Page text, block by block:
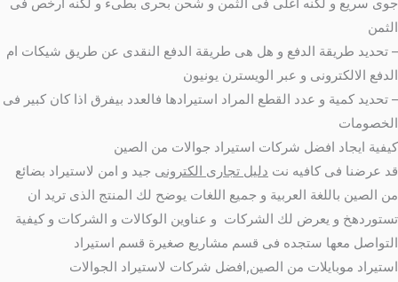
جوى سريع و لكنه اغلى فى الثمن و شحن بحرى بطىء و لكنه ارخص فى
الثمن
– تحديد طريقة الدفع و هل هى طريقة الدفع النقدى عن طريق شيكات ام
الدفع الالكترونى و عبر الويسترن يونيون
– تحديد كمية و عدد القطع المراد استيرادها فالعدد بيفرق اذا كان كبير فى
الخصومات
كيفية ايجاد افضل شركات استيراد جوالات من الصين
قد عرضنا فى كافيه نت دليل تجارى الكترونى جيد و امن لاستيراد بضائع
من الصين باللغة العربية و جميع اللغات يوضح لك المنتج الذى تريد ان
تستوردهخ و يعرض لك الشركات و عناوين الوكالات و الشركات و كيفية
التواصل معها ستجده فى قسم مشاريع صغيرة قسم استيراد
استيراد موبايلات من الصين,افضل شركات لاستيراد الجوالات